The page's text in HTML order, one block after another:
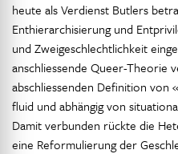
heute als Verdienst Butlers
Enthierarchisierung und
und Zweigeschlechtlichkeit
anschliessende Queer-Theorie
abschliessenden Definition von
fluid und abhängig von
Damit verbunden rückte die
eine Reformulierung der